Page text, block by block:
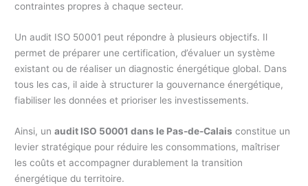
contraintes propres à chaque secteur.
Un audit ISO 50001 peut répondre à plusieurs objectifs. Il
permet de préparer une certification, d’évaluer un système
existant ou de réaliser un diagnostic énergétique global. Dans
tous les cas, il aide à structurer la gouvernance énergétique,
fiabiliser les données et prioriser les investissements.
Ainsi, unaudit ISO 50001 dans le Pas-de-Calais constitue un
levier stratégique pour réduire les consommations, maîtriser
les coûts et accompagner durablement la transition
énergétique du territoire.